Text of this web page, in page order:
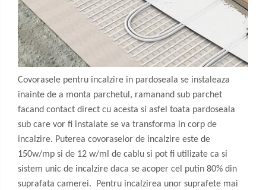
Covorasele pentru incalzire in pardoseala se instaleaza
inainte de a monta parchetul, ramanand sub parchet
facand contact direct cu acesta si asfel toata pardoseala
sub care vor fi instalate se va transforma in corp de
incalzire. Puterea covoraselor de incalzire este de
150w/mp si de 12 w/ml de cablu si pot fi utilizate ca si
sistem unic de incalzire daca se acoper cel putin 80% din
suprafata camerei. Pentru incalzirea unor suprafete mai